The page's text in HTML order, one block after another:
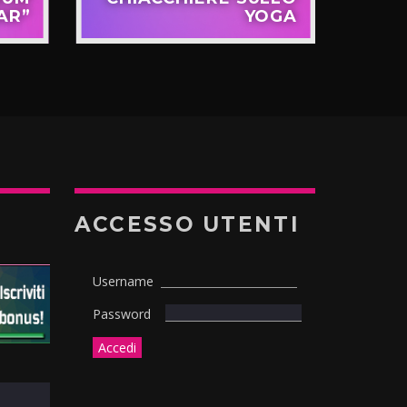
YOGA
ACCESSO UTENTI
Username
Password